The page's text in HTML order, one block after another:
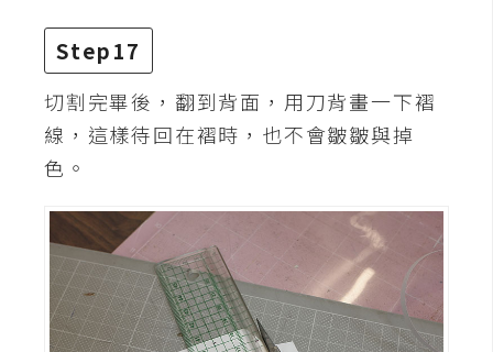
Step17
切割完畢後，翻到背面，用刀背畫一下褶
線，這樣待回在褶時，也不會皺皺與掉
色。